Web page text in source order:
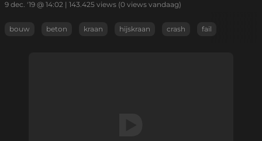
9 dec. '19 @ 14:02 | 143.425 views (0 views vandaag)
bouw beton kraan hijskraan crash fail